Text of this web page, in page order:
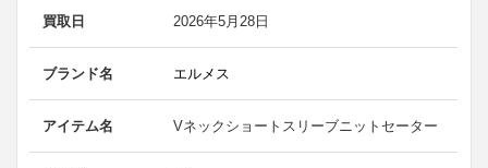
買取日 2026年5月28日
ブランド名 エルメス
アイテム名 Vネックショートスリーブニットセーター